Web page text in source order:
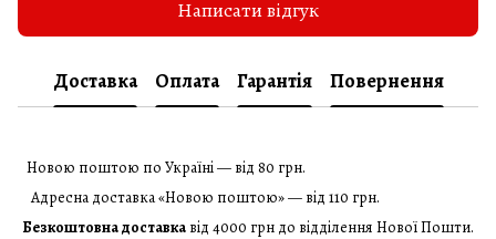
Написати відгук
Доставка Оплата Гарантія Повернення
Новою поштою по Україні — від 80 грн.
Адресна доставка «Новою поштою» — від 110 грн.
Безкоштовна доставка від 4000 грн до відділення Нової Пошти.